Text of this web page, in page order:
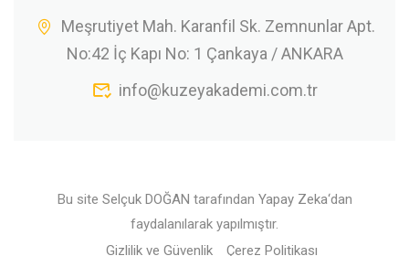
Meşrutiyet Mah. Karanfil Sk. Zemnunlar Apt.
No:42 İç Kapı No: 1 Çankaya / ANKARA
info@kuzeyakademi.com.tr
Bu site Selçuk DOĞAN tarafından Yapay Zeka‘dan
faydalanılarak yapılmıştır.
Gizlilik ve Güvenlik
Çerez Politikası